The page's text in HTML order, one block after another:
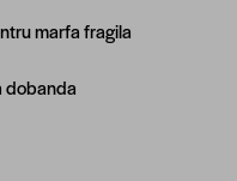
marfa fragila
dobanda